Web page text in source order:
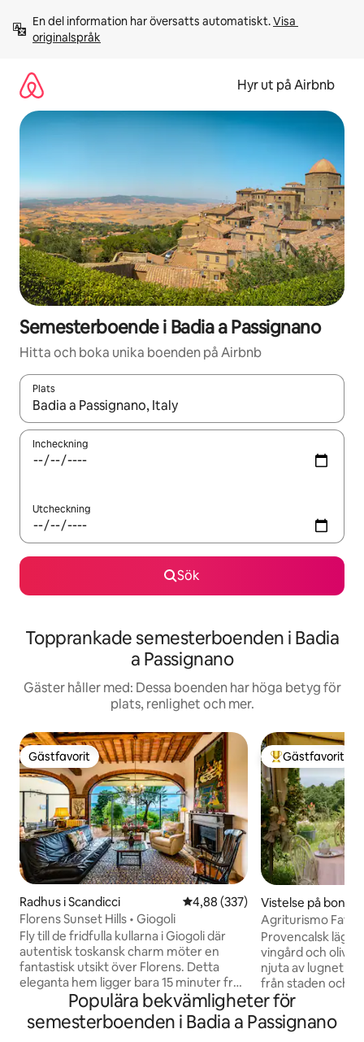
innehåll
En del information har översatts automatiskt. Visa
originalspråk
Hyr ut på Airbnb
Semesterboende i Badia a Passignano
Hitta och boka unika boenden på Airbnb
Plats
När resultaten är tillgängliga kan du navigera med upp- och
Incheckning
Utcheckning
Sök
Topprankade semesterboenden i Badia
a Passignano
Gäster håller med: Dessa boenden har höga betyg för
plats, renlighet och mer.
Gästfavorit
Gästfavorit
Radhus i Scandicci 4,88 av 5 i genomsnittligt
4,88 (337)
Florens Sunset Hills • Giogoli
Fly till de fridfulla kullarna i Giogoli där
autentisk toskansk charm möter en
fantastisk utsikt över Florens. Detta
eleganta hem ligger bara 15 minuter från
stadens centrum och Chiantis landsbygd
och är den perfekta basen för att
utforska Toscana samtidigt som du
Populär
Gästfavorit
Vistelse på
ello
Agriturismo
Provencalsk
vingård och
njuta av lugnet på
från staden och
Sången av ekorn
vara
medan rådjuren
Populära bekvämligheter för
semesterboenden i Badia a Passignano